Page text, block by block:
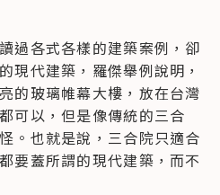
過各式各樣的建築案例，卻
現代建築，羅傑舉例說明，
的玻璃帷幕大樓，放在台灣
可以，但是像傳統的三合
。也就是說，三合院只適合
要蓋所謂的現代建築，而不